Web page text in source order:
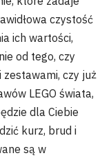
czystość
ich wartości,
od tego, czy
czy już
LEGO świata,
dla Ciebie
kurz, brud i
są w